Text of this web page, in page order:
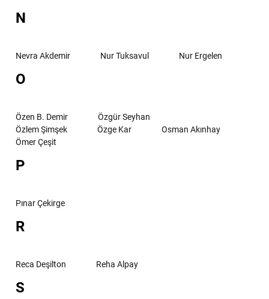
N
Nevra Akdemir Nur Tuksavul Nur Ergelen
O
Özen B. Demir
Özgür Seyhan
Özlem Şimşek
Özge Kar
Osman Akınhay
Ömer Çeşit
P
Pınar Çekirge
R
Reca Deşilton Reha Alpay
S